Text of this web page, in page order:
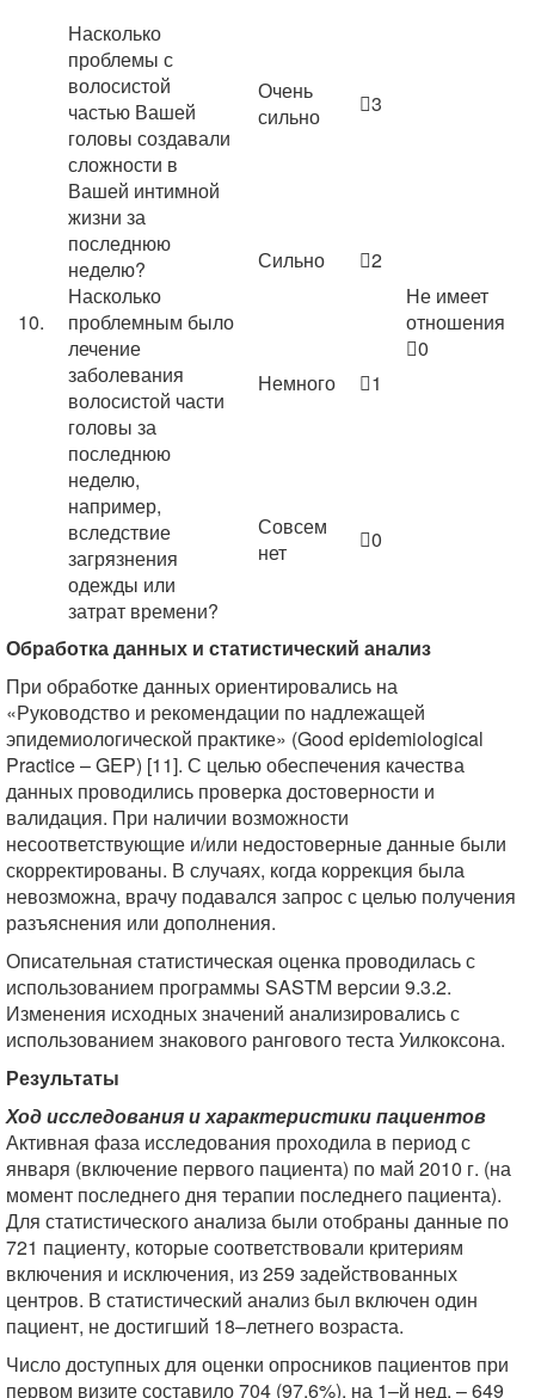
10.
Насколько
проблемы с
волосистой
частью Вашей
головы создавали
сложности в
Вашей интимной
жизни за
последнюю
неделю?
Насколько
проблемным было
лечение
заболевания
волосистой части
головы за
последнюю
неделю,
например,
вследствие
загрязнения
одежды или
затрат времени?
Очень
сильно
3
Не имеет
отношения
0
Сильно 2
Немного 1
Совсем
нет
0
Обработка данных и статистический анализ
При обработке данных ориентировались на
«Руководство и рекомендации по надлежащей
эпидемиологической практике» (Good epidemiological
Practice – GEP) [11]. С целью обеспечения качества
данных проводились проверка достоверности и
валидация. При наличии возможности
несоответствующие и/или недостоверные данные были
скорректированы. В случаях, когда коррекция была
невозможна, врачу подавался запрос с целью получения
разъяснения или дополнения.
Описательная статистическая оценка проводилась с
использованием программы SASTM версии 9.3.2.
Изменения исходных значений анализировались с
использованием знакового рангового теста Уилкоксона.
Результаты
Ход исследования и характеристики пациентов
Активная фаза исследования проходила в период с
января (включение первого пациента) по май 2010 г. (на
момент последнего дня терапии последнего пациента).
Для статистического анализа были отобраны данные по
721 пациенту, которые соответствовали критериям
включения и исключения, из 259 задействованных
центров. В статистический анализ был включен один
пациент, не достигший 18–летнего возраста.
Число доступных для оценки опросников пациентов при
первом визите составило 704 (97,6%), на 1–й нед. – 649